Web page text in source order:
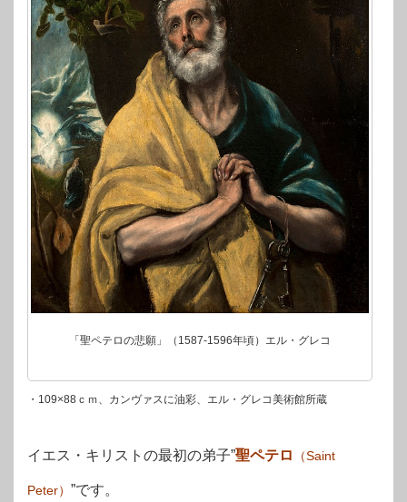
「聖ペテロの悲願」（1587-1596年頃）エル・グレコ
・109×88ｃｍ、カンヴァスに油彩、エル・グレコ美術館所蔵
イエス・キリストの最初の弟子”聖ペテロ （Saint
Peter） ”です。